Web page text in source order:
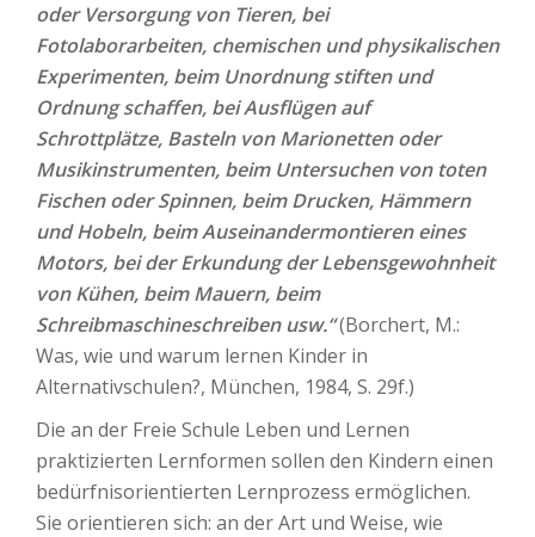
oder Versorgung von Tieren, bei
Fotolaborarbeiten, chemischen und physikalischen
Experimenten, beim Unordnung stiften und
Ordnung schaffen, bei Ausflügen auf
Schrottplätze, Basteln von Marionetten oder
Musikinstrumenten, beim Untersuchen von toten
Fischen oder Spinnen, beim Drucken, Hämmern
und Hobeln, beim Auseinandermontieren eines
Motors, bei der Erkundung der Lebensgewohnheit
von Kühen, beim Mauern, beim
Schreibmaschineschreiben usw.“(Borchert, M.:
Was, wie und warum lernen Kinder in
Alternativschulen?, München, 1984, S. 29f.)
Die an der Freie Schule Leben und Lernen
praktizierten Lernformen sollen den Kindern einen
bedürfnisorientierten Lernprozess ermöglichen.
Sie orientieren sich: an der Art und Weise, wie